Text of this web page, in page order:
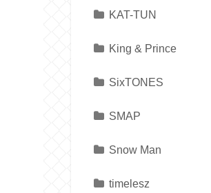
KAT-TUN
King & Prince
SixTONES
SMAP
Snow Man
timelesz